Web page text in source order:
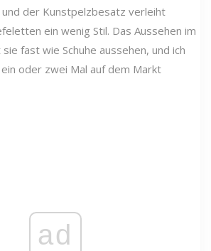
der Kunstpelzbesatz verleiht
ein wenig Stil. Das Aussehen im
fast wie Schuhe aussehen, und ich
oder zwei Mal auf dem Markt
ad